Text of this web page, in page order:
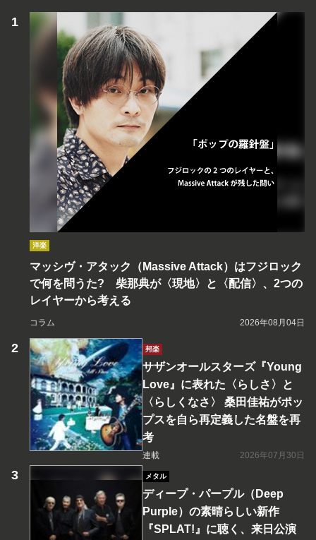
洋楽
マッシヴ・アタック（Massive Attack）はフジロック
で何を問うた? 柴那典が〈現地〉と〈配信〉、2つの
レイヤーから考える
コラム 2026年08月04日
邦楽
サザンオールスターズ『Young
Love』に表れた〈らしさ〉と
〈らしくなさ〉 桑田佳祐がポッ
プスを自ら再定義した名盤を再
考
連載 2026年07月30日
メタル
ディープ・パープル（Deep
Purple）の素晴らしい新作
『SPLAT!』に聴く、来日公演